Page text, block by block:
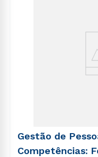
Gestão de
Competências: